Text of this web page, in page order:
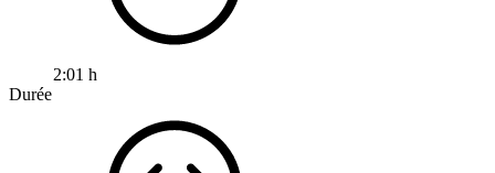
2:01 h
Durée